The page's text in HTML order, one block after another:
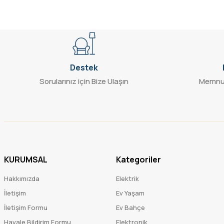
Destek
Sorularınız için Bize Ulaşın
KURUMSAL
Hakkımızda
İletişim
İletişim Formu
Havale Bildirim Formu
Kategoriler
Elektrik
Ev Yaşam
Ev Bahçe
Elektronik